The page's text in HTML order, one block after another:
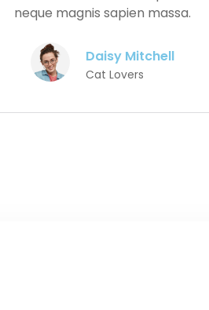
neque magnis sapien massa.
Daisy Mitchell
Cat Lovers